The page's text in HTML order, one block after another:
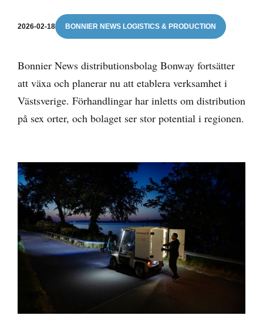
2026-02-18 BONNIER NEWS LOGISTICS & PRODUCTION
Bonnier News distributionsbolag Bonway fortsätter
att växa och planerar nu att etablera verksamhet i
Västsverige. Förhandlingar har inletts om distribution
på sex orter, och bolaget ser stor potential i regionen.